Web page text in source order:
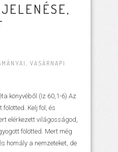
, VASÁRNAPI
könyvéből (Iz 60,1-6) Az
Kelj föl, és
elérkezett világosságod,
fölötted. Mert még
homály a nemzeteket, de